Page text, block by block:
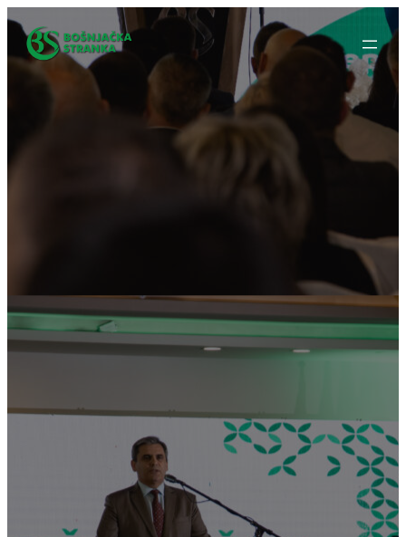
Idi
na
sadržaj